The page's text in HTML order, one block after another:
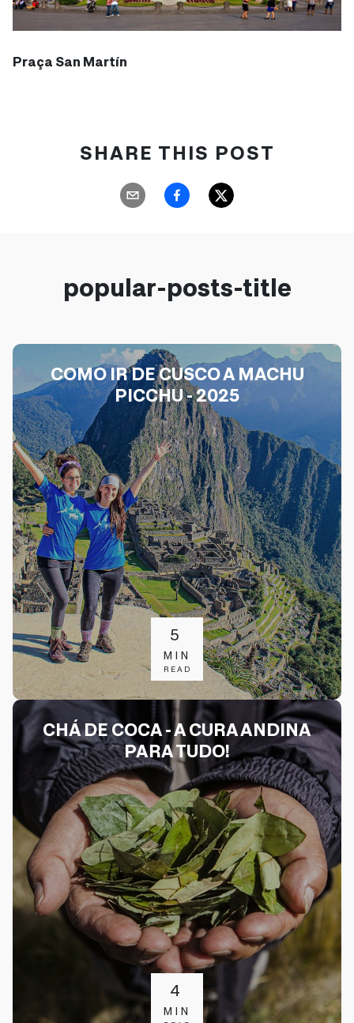
Praça San Martín
SHARE THIS POST
popular-posts-title
COMO IR DE CUSCO A MACHU
PICCHU - 2025
5
MIN
READ
CHÁ DE COCA - A CURA ANDINA
PARA TUDO!
4
MIN